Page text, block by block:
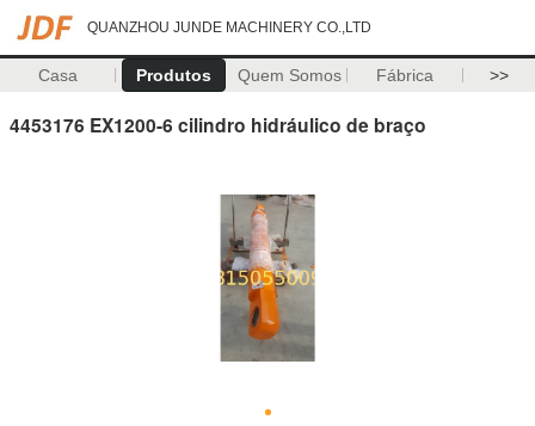
QUANZHOU JUNDE MACHINERY CO.,LTD
Casa Produtos Quem Somos Fábrica >>
4453176 EX1200-6 cilindro hidráulico de braço